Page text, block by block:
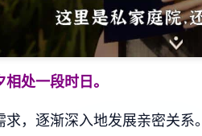
处一段时日。
，逐渐深入地发展亲密关系。